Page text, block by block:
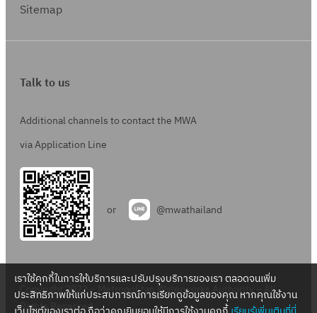
Sitemap
Talk to us
Additional channels to contact the MWA
via Application Line
or @mwathailand
Copyright 2022 – Metropolitan Waterworks Authority – All
Rights Reserved.
เราใช้คุกกี้ในการให้บริการและปรับปรุงบริการของเรา ตลอดจนเพิ่ม
ประสิทธิภาพให้แก่ประสบการณ์การเรียกดูข้อมูลของคุณ หากคุณใช้งาน